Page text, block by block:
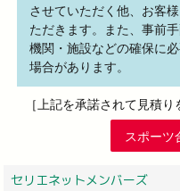
させていただく他、お客
ただきます。また、事前
機関・施設などの確保に
場合があります。
［上記を承諾されて見積
スポーツ
セリエネットメンバーズ